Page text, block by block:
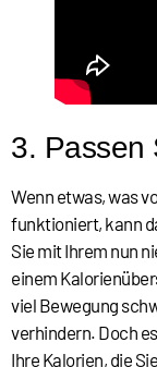
3. Passen
Wenn etwas, was
funktioniert, kann
Sie mit Ihrem nun
einem
viel Bewegung
verhindern. Doch
Ihre Kalorien, die